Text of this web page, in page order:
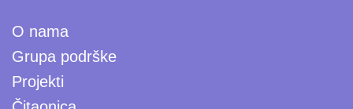
O nama
Grupa podrške
Projekti